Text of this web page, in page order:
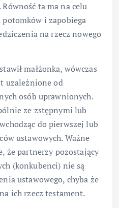
ta ma na celu
i zapobiega
na rzecz nowego
małżonka, wówczas
uzależnione od
osób uprawnionych.
ze zstępnymi lub
do pierwszej lub
ustawowych. Ważne
że partnerzy pozostający
(konkubenci) nie są
ustawowego, chyba że
ich rzecz testament.